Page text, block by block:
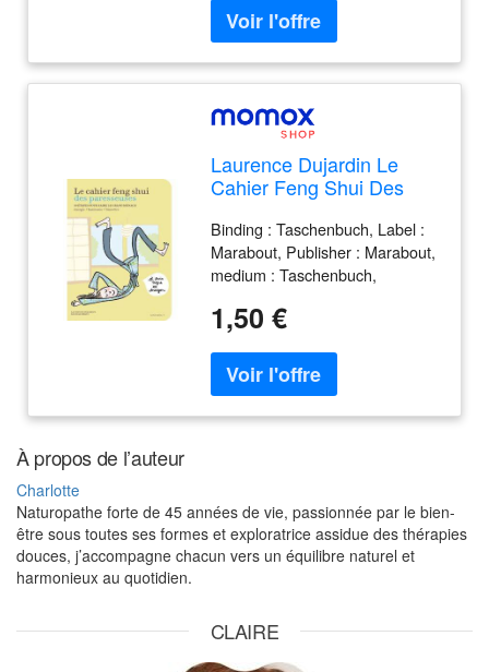
french, ISBN : 2710118793
Laurence Dujardin Le
Cahier Feng Shui Des
Paresseuses : 30 Étapes
Pour Faire Le Grand
Ménage : Énergie,
Harmonie, Bien-Être
Binding : Taschenbuch, Label :
Marabout, Publisher : Marabout,
medium : Taschenbuch,
authors : Laurence Dujardin,
french, ISBN : 2501071441
1,50 €
À propos de l’auteur
Charlotte
Naturopathe forte de 45 années de vie, passionnée par le bien-
être sous toutes ses formes et exploratrice assidue des thérapies
douces, j’accompagne chacun vers un équilibre naturel et
harmonieux au quotidien.
CLAIRE